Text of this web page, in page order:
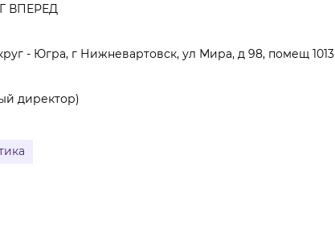
ВПЕРЕД
- Югра, г Нижневартовск, ул Мира, д 98, помещ 1013
директор)